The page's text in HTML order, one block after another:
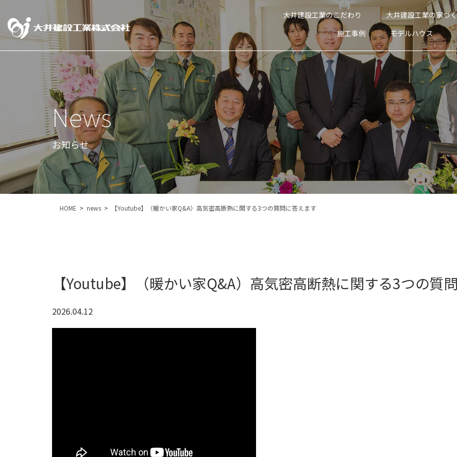
大井建設工業のこだわり 大井建設工業の家づ
施工事例
モデルハウス
News
お知らせ
HOME news 【Youtube】（暖かい家Q&A）高気密高断熱に関する3つの質問に答えます
【Youtube】（暖かい家Q&A）高気密高断熱に関する3つの質
2026.04.12